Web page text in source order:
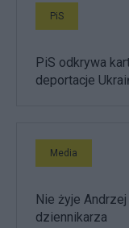
PiS
PiS odkrywa
deportacje
Media
Nie żyje
dziennikarza